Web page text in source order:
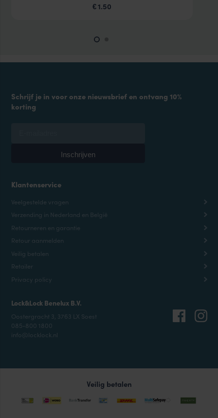
€ 1.50
Klantenservice
Veelgestelde vragen
Verzending in Nederland en België
Retourneren en garantie
Retour aanmelden
Veilig betalen
Retailer
Privacy policy
Lock&Lock Benelux B.V.
Oostergracht 3, 3763 LX Soest
085-800 1800
info@locklock.nl
Schrijf je in voor onze nieuwsbrief en ontvang 10%
korting
Veilig betalen